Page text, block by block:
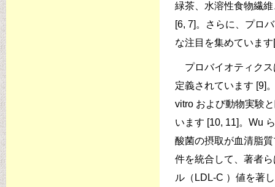
緑茶、水溶性食物繊
[6, 7]。さらに、プロ
な注目を集めています
プロバイオティクス
定義されています [9]
vitro および動物実験
います [10, 11]。Wu
酸菌の摂取が血清脂
件を統合して、著者
ル（LDL-C ）値を著